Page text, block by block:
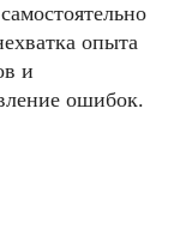
опыта
и
ошибок.